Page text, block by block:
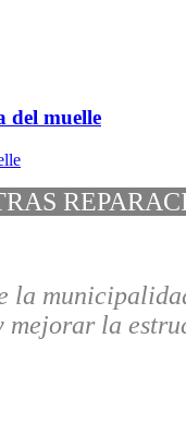
del muelle
la
mejorar la